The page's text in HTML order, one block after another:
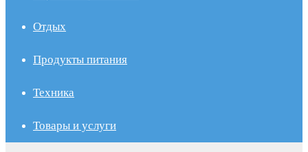
Отдых
Продукты питания
Техника
Товары и услуги